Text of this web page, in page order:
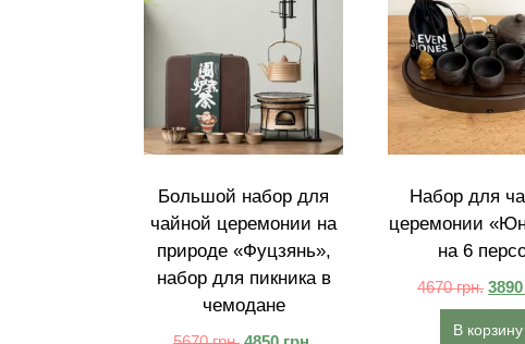
Большой набор для
чайной церемонии на
природе «Фуцзянь»,
набор для пикника в
чемодане
Набор для
церемонии
на 6
4670грн. 3890
В корзину